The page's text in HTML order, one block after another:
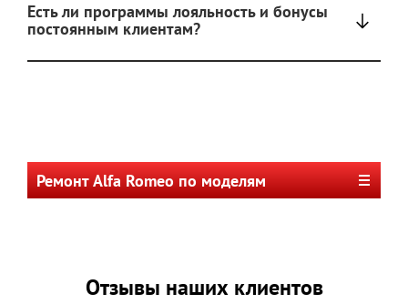
Есть ли программы лояльность и бонусы
постоянным клиентам?
Ремонт Alfa Romeo по моделям
Отзывы наших клиентов